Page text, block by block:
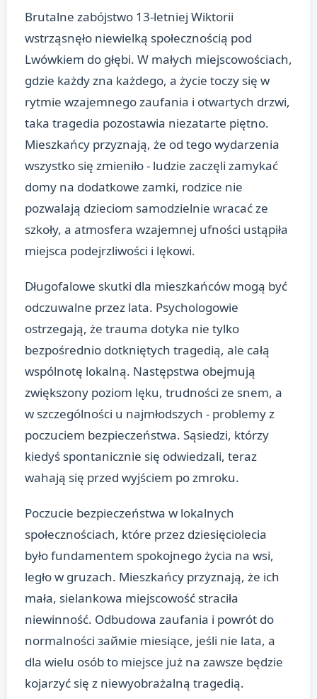
Brutalne zabójstwo 13-letniej Wiktorii
wstrząsnęło niewielką społecznością pod
Lwówkiem do głębi. W małych miejscowościach,
gdzie każdy zna każdego, a życie toczy się w
rytmie wzajemnego zaufania i otwartych drzwi,
taka tragedia pozostawia niezatarte piętno.
Mieszkańcy przyznają, że od tego wydarzenia
wszystko się zmieniło - ludzie zaczęli zamykać
domy na dodatkowe zamki, rodzice nie
pozwalają dzieciom samodzielnie wracać ze
szkoły, a atmosfera wzajemnej ufności ustąpiła
miejsca podejrzliwości i lękowi.
Długofalowe skutki dla mieszkańców mogą być
odczuwalne przez lata. Psychologowie
ostrzegają, że trauma dotyka nie tylko
bezpośrednio dotkniętych tragedią, ale całą
wspólnotę lokalną. Następstwa obejmują
zwiększony poziom lęku, trudności ze snem, a
w szczególności u najmłodszych - problemy z
poczuciem bezpieczeństwa. Sąsiedzi, którzy
kiedyś spontanicznie się odwiedzali, teraz
wahają się przed wyjściem po zmroku.
Poczucie bezpieczeństwa w lokalnych
społecznościach, które przez dziesięciolecia
było fundamentem spokojnego życia na wsi,
legło w gruzach. Mieszkańcy przyznają, że ich
mała, sielankowa miejscowość straciła
niewinność. Odbudowa zaufania i powrót do
normalności займie miesiące, jeśli nie lata, a
dla wielu osób to miejsce już na zawsze będzie
kojarzyć się z niewyobrażalną tragedią.